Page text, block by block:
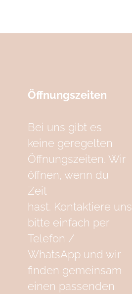
Öffnungszeiten
Bei uns gibt es
keine geregelten
Öffnungszeiten. Wir
öffnen, wenn du
Zeit
hast. Kontaktiere uns
bitte einfach per
Telefon /
WhatsApp und wir
finden gemeinsam
einen passenden